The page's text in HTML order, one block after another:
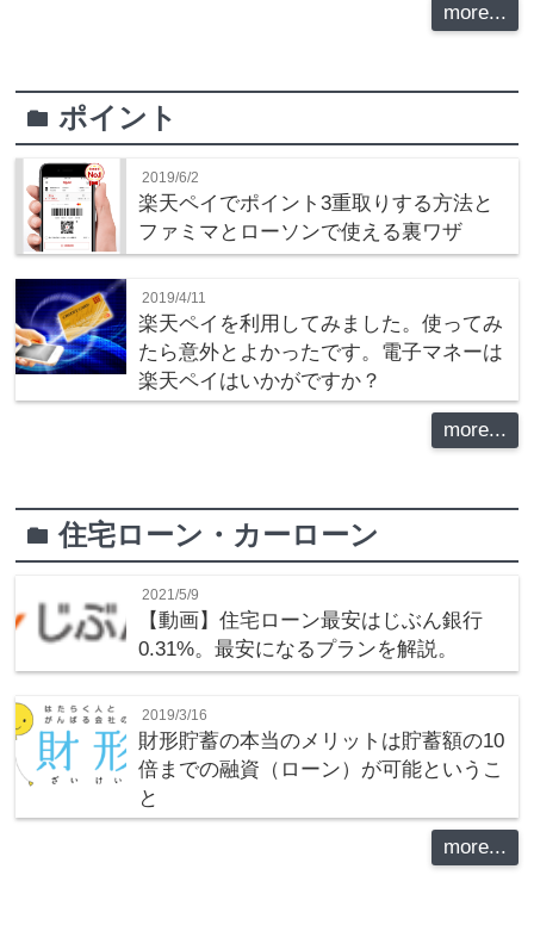
more...
folderポイント
2019/6/2
楽天ペイでポイント3重取りする方法と
ファミマとローソンで使える裏ワザ
2019/4/11
楽天ペイを利用してみました。使ってみ
たら意外とよかったです。電子マネーは
楽天ペイはいかがですか？
more...
folder住宅ローン・カーローン
2021/5/9
【動画】住宅ローン最安はじぶん銀行
0.31%。最安になるプランを解説。
2019/3/16
財形貯蓄の本当のメリットは貯蓄額の10
倍までの融資（ローン）が可能というこ
と
more...